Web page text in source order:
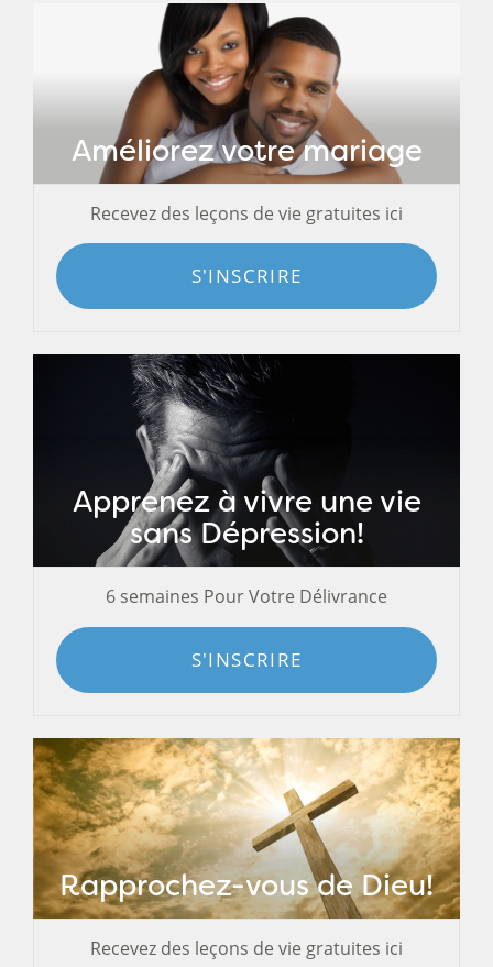
Améliorez votre mariage
Recevez des leçons de vie gratuites ici
S'INSCRIRE
Apprenez à vivre une vie
sans Dépression!
6 semaines Pour Votre Délivrance
S'INSCRIRE
Rapprochez-vous de Dieu!
Recevez des leçons de vie gratuites ici